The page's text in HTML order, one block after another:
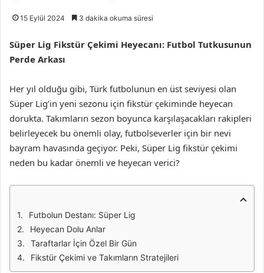
15 Eylül 2024 3 dakika okuma süresi
Süper Lig Fikstür Çekimi Heyecanı: Futbol Tutkusunun
Perde Arkası
Her yıl olduğu gibi, Türk futbolunun en üst seviyesi olan
Süper Lig’in yeni sezonu için fikstür çekiminde heyecan
dorukta. Takımların sezon boyunca karşılaşacakları rakipleri
belirleyecek bu önemli olay, futbolseverler için bir nevi
bayram havasında geçiyor. Peki, Süper Lig fikstür çekimi
neden bu kadar önemli ve heyecan verici?
Futbolun Destanı: Süper Lig
Heyecan Dolu Anlar
Taraftarlar İçin Özel Bir Gün
Fikstür Çekimi ve Takımların Stratejileri